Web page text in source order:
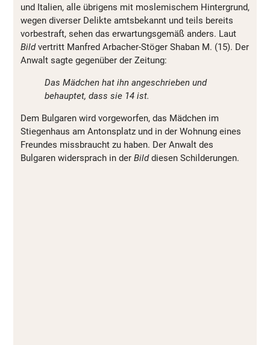
und Italien, alle übrigens mit moslemischem Hintergrund,
wegen diverser Delikte amtsbekannt und teils bereits
vorbestraft, sehen das erwartungsgemäß anders. Laut
Bildvertritt Manfred Arbacher-Stöger Shaban M. (15). Der
Anwalt sagte gegenüber der Zeitung:
Das Mädchen hat ihn angeschrieben und
behauptet, dass sie 14 ist.
Dem Bulgaren wird vorgeworfen, das Mädchen im
Stiegenhaus am Antonsplatz und in der Wohnung eines
Freundes missbraucht zu haben. Der Anwalt des
Bulgaren widersprach in der Bilddiesen Schilderungen.